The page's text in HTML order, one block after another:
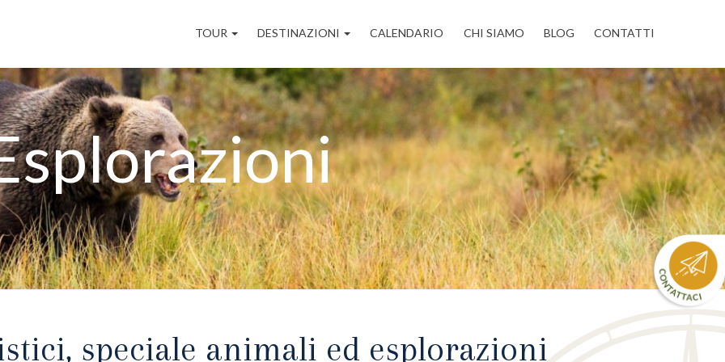
Navigazione
principale
TOUR DESTINAZIONI CALENDARIO CHI SIAMO BLOG CONTATTI
speciale animali ed esplorazioni